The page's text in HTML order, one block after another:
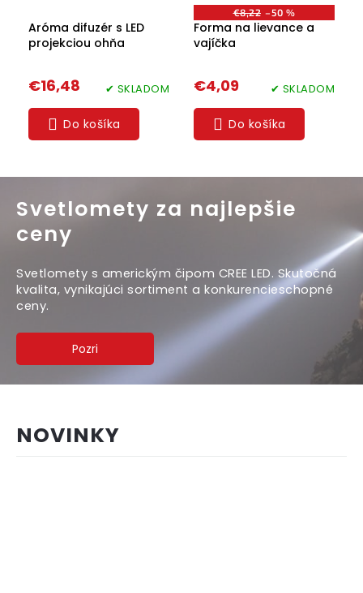
Aróma difuzér s LED
projekciou ohňa
✔ SKLADOM
€16,48
Do košíka
€8,22 –50 %
Forma na lievance a
vajíčka
✔ SKLADOM
€4,09
Do košíka
Svetlomety za najlepšie
ceny
Svetlomety s americkým čipom CREE LED. Skutočná
kvalita, vynikajúci sortiment a konkurencieschopné
ceny.
Pozri
NOVINKY